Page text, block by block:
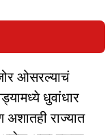
ओसरल्याचं
धुवांधार
राज्यात